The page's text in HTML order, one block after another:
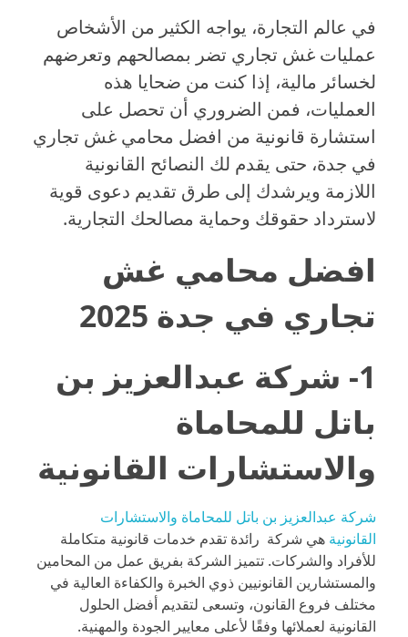
في عالم التجارة، يواجه الكثير من الأشخاص
عمليات غش تجاري تضر بمصالحهم وتعرضهم
لخسائر مالية، إذا كنت من ضحايا هذه
العمليات، فمن الضروري أن تحصل على
استشارة قانونية من افضل محامي غش تجاري
في جدة، حتى يقدم لك النصائح القانونية
اللازمة ويرشدك إلى طرق تقديم دعوى قوية
لاسترداد حقوقك وحماية مصالحك التجارية.
افضل محامي غش
تجاري في جدة 2025
1- شركة عبدالعزيز بن
باتل للمحاماة
والاستشارات القانونية
شركة عبدالعزيز بن باتل للمحاماة والاستشارات
القانونية هي شركة رائدة تقدم خدمات قانونية متكاملة
للأفراد والشركات. تتميز الشركة بفريق عمل من المحامين
والمستشارين القانونيين ذوي الخبرة والكفاءة العالية في
مختلف فروع القانون، وتسعى لتقديم أفضل الحلول
القانونية لعملائها وفقًا لأعلى معايير الجودة والمهنية.